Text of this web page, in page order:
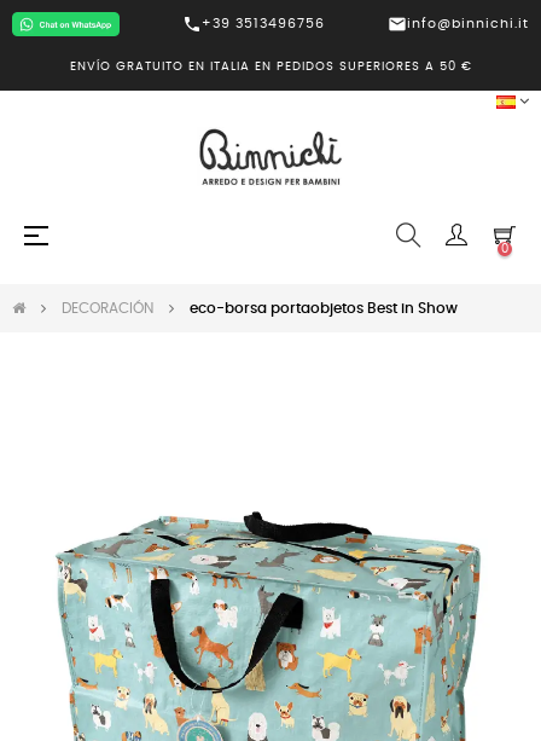
call +39 3513496756 mailinfo@binnichi.it
ENVÍO GRATUITO EN ITALIA EN PEDIDOS SUPERIORES A 50 €
Navegación
☰
0
DECORACIÓN eco-borsa portaobjetos Best in Show